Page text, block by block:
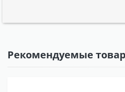
Рекомендуемые